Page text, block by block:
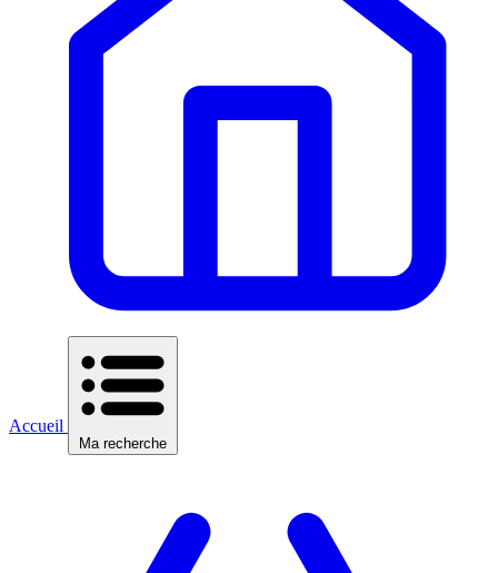
Accueil
Ma recherche